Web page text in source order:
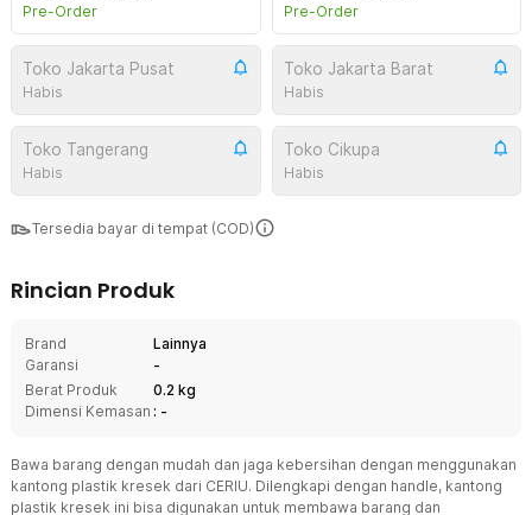
Pre-Order Pre-Order
Toko Jakarta Pusat
Habis
Toko Jakarta Barat
Habis
Toko Tangerang
Habis
Toko Cikupa
Habis
Tersedia bayar di tempat (COD)
Rincian Produk
Brand
Lainnya
Garansi
-
Berat Produk
0.2 kg
Dimensi Kemasan : -
Bawa barang dengan mudah dan jaga kebersihan dengan menggunakan
kantong plastik kresek dari CERIU. Dilengkapi dengan handle, kantong
plastik kresek ini bisa digunakan untuk membawa barang dan